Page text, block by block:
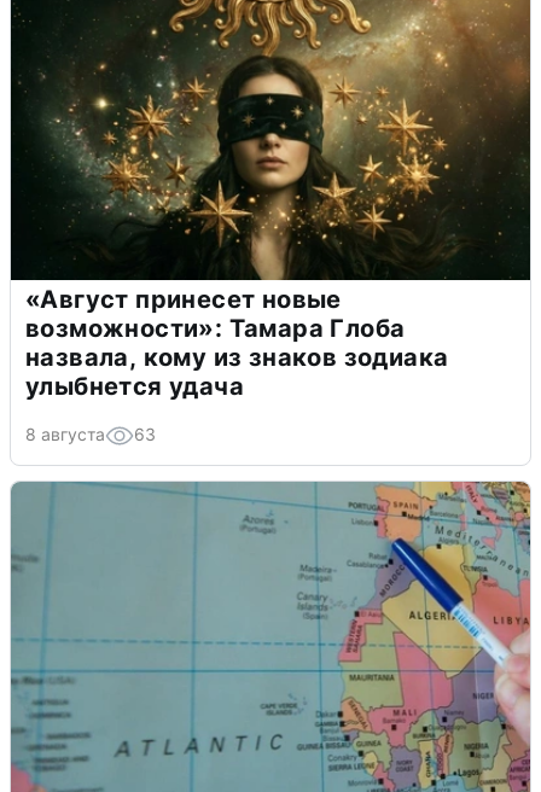
«Август принесет новые
возможности»: Тамара Глоба
назвала, кому из знаков зодиака
улыбнется удача
8 августа 63